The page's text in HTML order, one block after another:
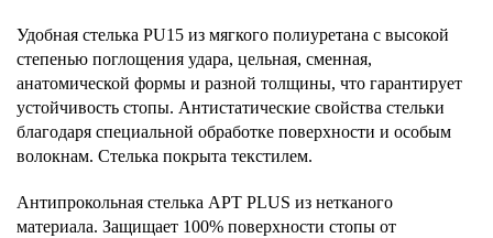
Удобная стелька PU15 из мягкого полиуретана с высокой
степенью поглощения удара, цельная, сменная,
анатомической формы и разной толщины, что гарантирует
устойчивость стопы. Антистатические свойства стельки
благодаря специальной обработке поверхности и особым
волокнам. Стелька покрыта текстилем.
Антипрокольная стелька APT PLUS из нетканого
материала. Защищает 100% поверхности стопы от